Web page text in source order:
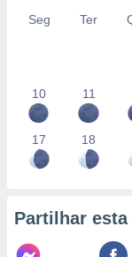
Seg Ter
10 11
17 18
Partilhar